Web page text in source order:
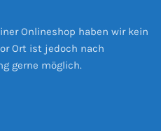
Onlineshop haben wir kein
Ort ist jedoch nach
gerne möglich.